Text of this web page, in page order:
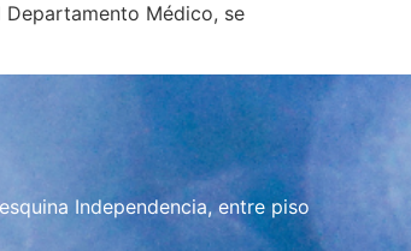
Departamento Médico, se
Independencia, entre piso